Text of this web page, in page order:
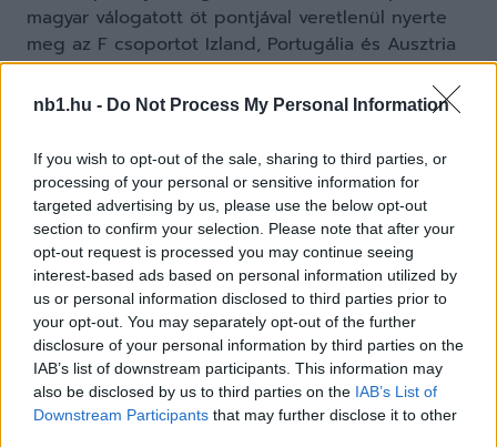
nb1.hu - Do Not Process My Personal Information
If you wish to opt-out of the sale, sharing to third parties, or
processing of your personal or sensitive information for
targeted advertising by us, please use the below opt-out
section to confirm your selection. Please note that after your
opt-out request is processed you may continue seeing
interest-based ads based on personal information utilized by
us or personal information disclosed to third parties prior to
your opt-out. You may separately opt-out of the further
disclosure of your personal information by third parties on the
IAB’s list of downstream participants. This information may
also be disclosed by us to third parties on the IAB’s List of
Downstream Participants that may further disclose it to other
magyar válogatott öt pontjával veretlenül nyerte
meg az F csoportot Izland, Portugália és Ausztria
előtt, majd vasárnap este a toulouse-i
nyolcaddöntőben 4-0-ra kikapott a nemzetközi
Belgiumtól.